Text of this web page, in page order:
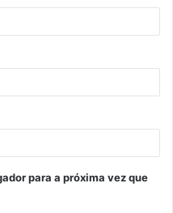
para a próxima vez que